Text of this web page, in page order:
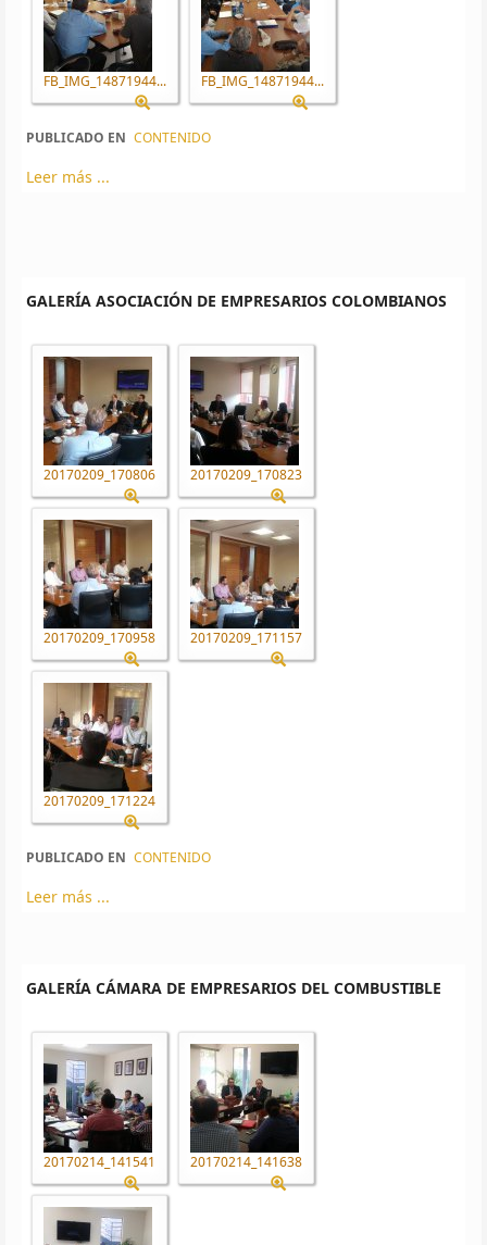
FB_IMG_14871944... FB_IMG_14871944...
PUBLICADO EN CONTENIDO
Leer más ...
GALERÍA ASOCIACIÓN DE EMPRESARIOS COLOMBIANOS
20170209_170806 20170209_170823
20170209_170958 20170209_171157
20170209_171224
PUBLICADO EN CONTENIDO
Leer más ...
GALERÍA CÁMARA DE EMPRESARIOS DEL COMBUSTIBLE
20170214_141541 20170214_141638